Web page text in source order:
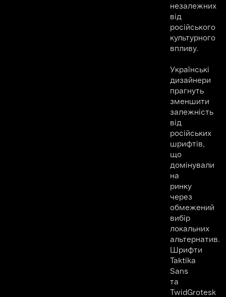
незалежних
від
російського
культурного
впливу.
Українські
дизайнери
прагнуть
зменшити
залежність
від
російських
шрифтів,
що
домінували
на
ринку
через
обмежений
вибір
локальних
альтернатив.
Шрифти
Taktika
Sans
та
TwidGrotesk